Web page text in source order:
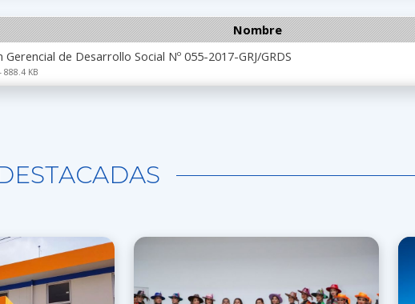
Nombre
Gerencial de Desarrollo Social Nº 055-2017-GRJ/GRDS
KB